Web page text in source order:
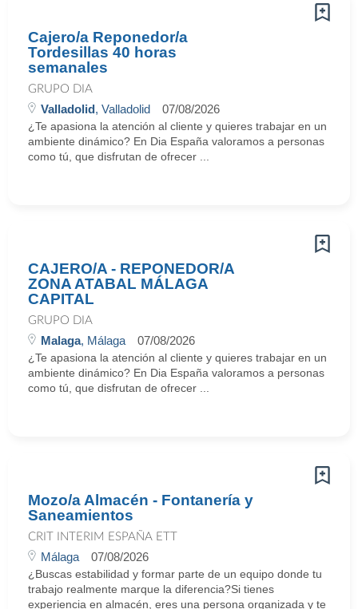
Cajero/a Reponedor/a
Tordesillas 40 horas
semanales
GRUPO DIA
Valladolid, Valladolid 07/08/2026
¿Te apasiona la atención al cliente y quieres trabajar en un
ambiente dinámico? En Dia España valoramos a personas
como tú, que disfrutan de ofrecer ...
CAJERO/A - REPONEDOR/A
ZONA ATABAL MÁLAGA
CAPITAL
GRUPO DIA
Malaga, Málaga 07/08/2026
¿Te apasiona la atención al cliente y quieres trabajar en un
ambiente dinámico? En Dia España valoramos a personas
como tú, que disfrutan de ofrecer ...
Mozo/a Almacén - Fontanería y
Saneamientos
CRIT INTERIM ESPAÑA ETT
Málaga 07/08/2026
¿Buscas estabilidad y formar parte de un equipo donde tu
trabajo realmente marque la diferencia?Si tienes
experiencia en almacén, eres una persona organizada y te